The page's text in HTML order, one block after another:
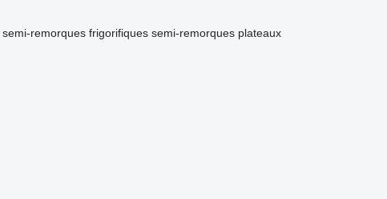
semi-remorques frigorifiques semi-remorques plateaux